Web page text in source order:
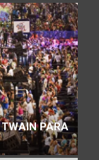
PARA